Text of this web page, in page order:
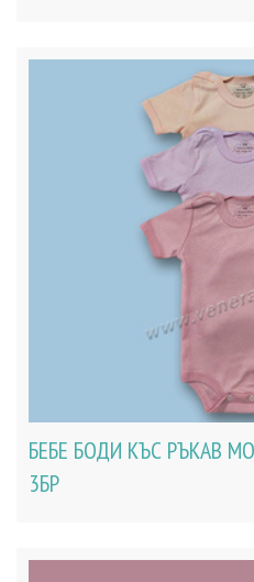
БЕБЕ БОДИ КЪС РЪКАВ
3БР